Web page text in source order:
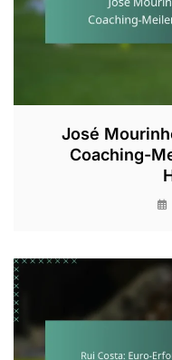
José
Coaching-